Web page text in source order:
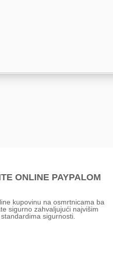
ONLINE PAYPALOM
kupovinu na osmrtnicama ba
sigurno zahvaljujući najvišim
standardima sigurnosti.